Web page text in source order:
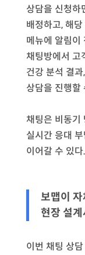
상담을 신청하
배정하고, 해
메뉴에 알림이
채팅방에서 고
건강 분석 결
상담을 진행할
채팅은 비동기
실시간 응대
이어갈 수 있다.
보맵이
현장 설
이번 채팅 상